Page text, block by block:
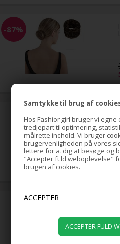
Samtykke til brug af
Hos Fashiongirl bruger vi egne
tredjepart til optimering,
målrette indhold. Vi bruger
brugervenligheden på vores
lettere for at dig at besøge og
"Accepter fuld weboplevelse"
brugen af cookies.
-87%